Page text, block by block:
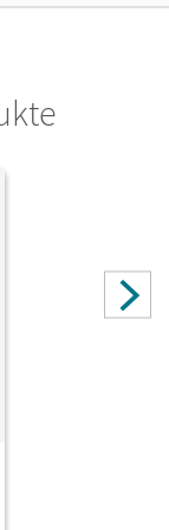
Annalisa;